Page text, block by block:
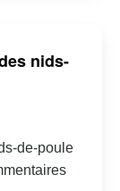
nids-
de-poule